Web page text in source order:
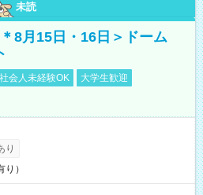
未読
8月15日・16日＞ドーム
社会人未経験OK
大学生歓迎
り
）